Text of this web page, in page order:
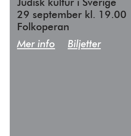
Judisk kultur i Sverige
29 september kl. 19.00
Folkoperan
Mer info
Biljetter